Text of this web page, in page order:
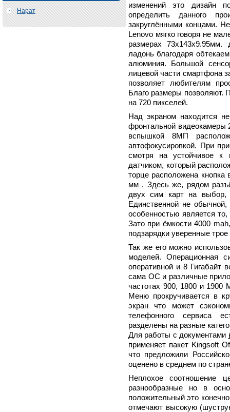
Нарат
изменений это дизайн
определить данного
закруглёнными концами.
Lenovo мягко говоря не
размерах 73х143х9.95мм.
ладонь благодаря
алюминия. Большой
лицевой части смартфона
позволяет любителям
Благо размеры позволяют.
на 720 пикселей.
Над экраном находится
фронтальной видеокамеры
вспышкой 8МП
автофокусировкой. При
смотря на устойчивое к
датчиком, который
торце расположена
мм . Здесь же, рядом
двух сим карт на выбор,
Единственной не
особенностью является
Зато при ёмкости 4000
подзарядки уверенные трое
Так же его можно
моделей. Операционная
оперативной и 8 Гигабайт
сама ОС и различные
частотах 900, 1800 и
Меню прокручивается в
экран что может
телефонного сервиса
разделены на разные
Для работы с документами
применяет пакет Kingsoft
что предложили
оценено в среднем по
Неплохое соотношение
разнообразные но в
положительный это
отмечают высокую